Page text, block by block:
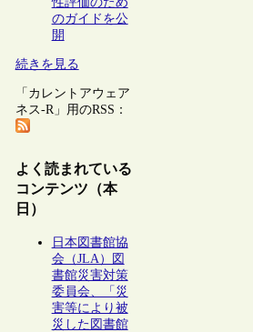
のガイドを公
開
続きを見る
「カレントアウェア
ネス-R」用のRSS：
よく読まれている
コンテンツ（本
日）
日本図書館協
会（JLA）図
書館災害対策
委員会、「災
害等により被
災した図書館